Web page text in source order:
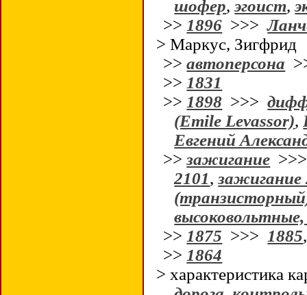
шофер,эгоист,
>> 1896 >>>
> Маркус, Зигфрид
>>автоперсона
>> 1831
>> 1898 >>>
(Emile Levassor),
Евгений
>>зажигание
2101,зажигание
высоковольтные,
>> 1875 >>> 1885
>> 1864
> характеристика